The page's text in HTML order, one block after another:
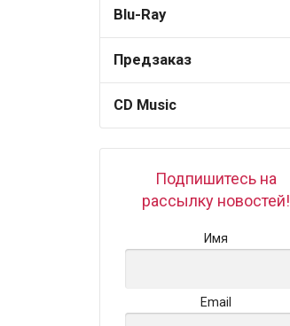
Blu-Ray
Предзаказ
CD Music
Подпишитесь на
рассылку новостей!
Имя
Email